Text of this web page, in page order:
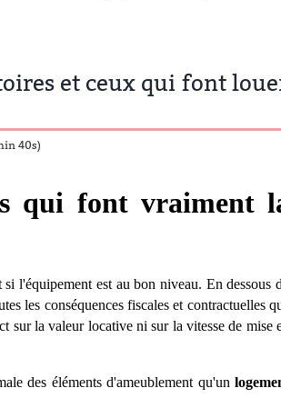
et ceux qui font
40s)
qui font vraiment
l'équipement est au bon niveau. En dessous
les conséquences fiscales et contractuelles
sur la valeur locative ni sur la vitesse de mise
des éléments d'ameublement qu'un